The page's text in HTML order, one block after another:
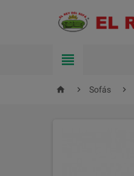

  Sofás 